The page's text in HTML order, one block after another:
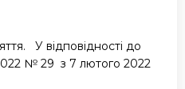
У відповідності до
№ 29 з 7 лютого 2022